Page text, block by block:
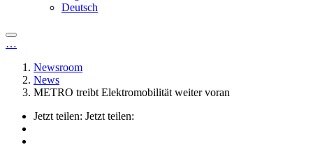
Deutsch
…
Newsroom
News
METRO treibt Elektromobilität weiter voran
Jetzt teilen: Jetzt teilen: